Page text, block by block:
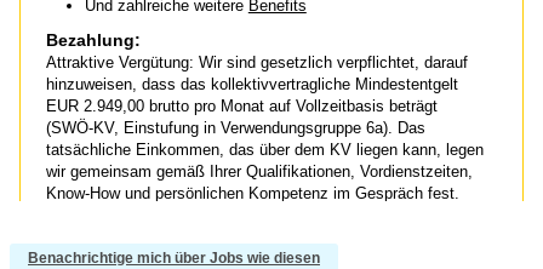
Benachrichtige mich über Jobs wie diesen